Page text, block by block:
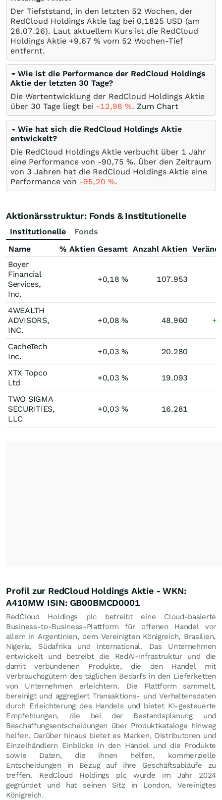
Der Tiefststand, in den letzten 52 Wochen, der
RedCloud Holdings Aktie lag bei 0,1825 USD (am
28.07.26). Laut aktuellem Kurs ist die RedCloud
Holdings Aktie +9,67 % vom 52 Wochen-Tief
entfernt.
Wie ist die Performance der RedCloud Holdings
Aktie der letzten 30 Tage?
Die Wertentwicklung der RedCloud Holdings Aktie
über 30 Tage liegt bei -12,98 %. Zum Chart
Wie hat sich die RedCloud Holdings Aktie
entwickelt?
Die RedCloud Holdings Aktie verbucht über 1 Jahr
eine Performance von -90,75 %. Über den Zeitraum
von 3 Jahren hat die RedCloud Holdings Aktie eine
Performance von -95,20 %.
Aktionärsstruktur: Fonds & Institutionelle
Institutionelle
Fonds
Name
% Aktien Gesamt Anzahl Aktien
Boyer
Financial
Services,
Inc.
+0,18% 107.953
4WEALTH
ADVISORS,
INC.
+0,08% 48.960
CacheTech
Inc.
+0,03% 20.280
XTX Topco
Ltd
+0,03% 19.093
TWO SIGMA
SECURITIES,
LLC
+0,03% 16.281
Profil zur RedCloud Holdings Aktie - WKN:
A410MW ISIN: GB00BMCD0001
RedCloud Holdings plc betreibt eine Cloud-basierte
Business-to-Business-Plattform für offenen Handel vor
allem in Argentinien, dem Vereinigten Königreich, Brasilien,
Nigeria, Südafrika und international. Das Unternehmen
entwickelt und betreibt die RedAI-Infrastruktur und die
damit verbundenen Produkte, die den Handel mit
Verbrauchsgütern des täglichen Bedarfs in den Lieferketten
von Unternehmen erleichtern. Die Plattform sammelt,
bereinigt und aggregiert Transaktions- und Verhaltensdaten
durch Erleichterung des Handels und bietet KI-gesteuerte
Empfehlungen, die bei der Bestandsplanung und
Beschaffungsentscheidungen über Produktkataloge hinweg
helfen. Darüber hinaus bietet es Marken, Distributoren und
Einzelhändlern Einblicke in den Handel und die Produkte
sowie Daten, die ihnen helfen, kommerzielle
Entscheidungen in Bezug auf ihre Geschäftsabläufe zu
treffen. RedCloud Holdings plc wurde im Jahr 2024
gegründet und hat seinen Sitz in London, Vereinigtes
Königreich.